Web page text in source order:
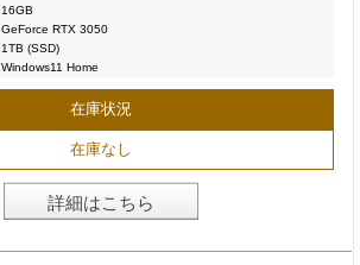
16GB
GeForce RTX 3050
1TB (SSD)
Windows11 Home
在庫状況
在庫なし
詳細はこちら